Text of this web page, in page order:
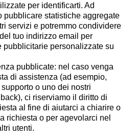
per identificarti. Ad
pubblicare statistiche aggregate
servizi e potremmo condividere
tuo indirizzo email per
pubblicitarie personalizzate su
pubblicate: nel caso venga
di assistenza (ad esempio,
o uno dei nostri
ci riserviamo il diritto di
al fine di aiutarci a chiarire o
richiesta o per agevolarci nel
utenti.